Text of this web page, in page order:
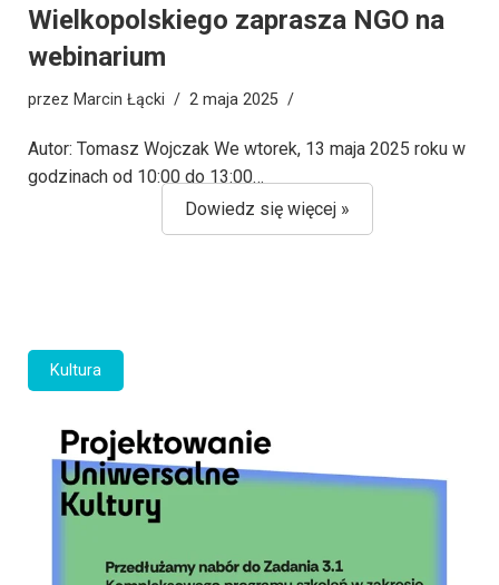
Wielkopolskiego zaprasza NGO na
webinarium
przez Marcin Łącki 2 maja 2025
Autor: Tomasz Wojczak We wtorek, 13 maja 2025 roku w
godzinach od 10:00 do 13:00…
Dowiedz się więcej »
Kultura